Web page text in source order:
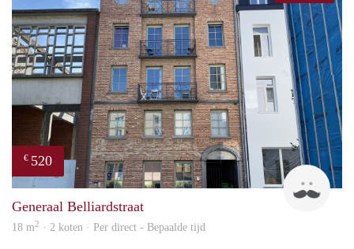
€ 520
Tom
Generaal Belliardstraat
18 m2 · 2 koten · Per direct - Bepaalde tijd